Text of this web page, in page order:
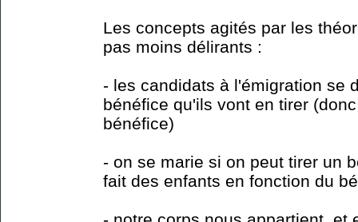
Les concepts agités par les
pas moins délirants :
- les candidats à l'émigration se
bénéfice qu'ils vont en tirer
bénéfice)
- on se marie si on peut tirer un
fait des enfants en fonction du